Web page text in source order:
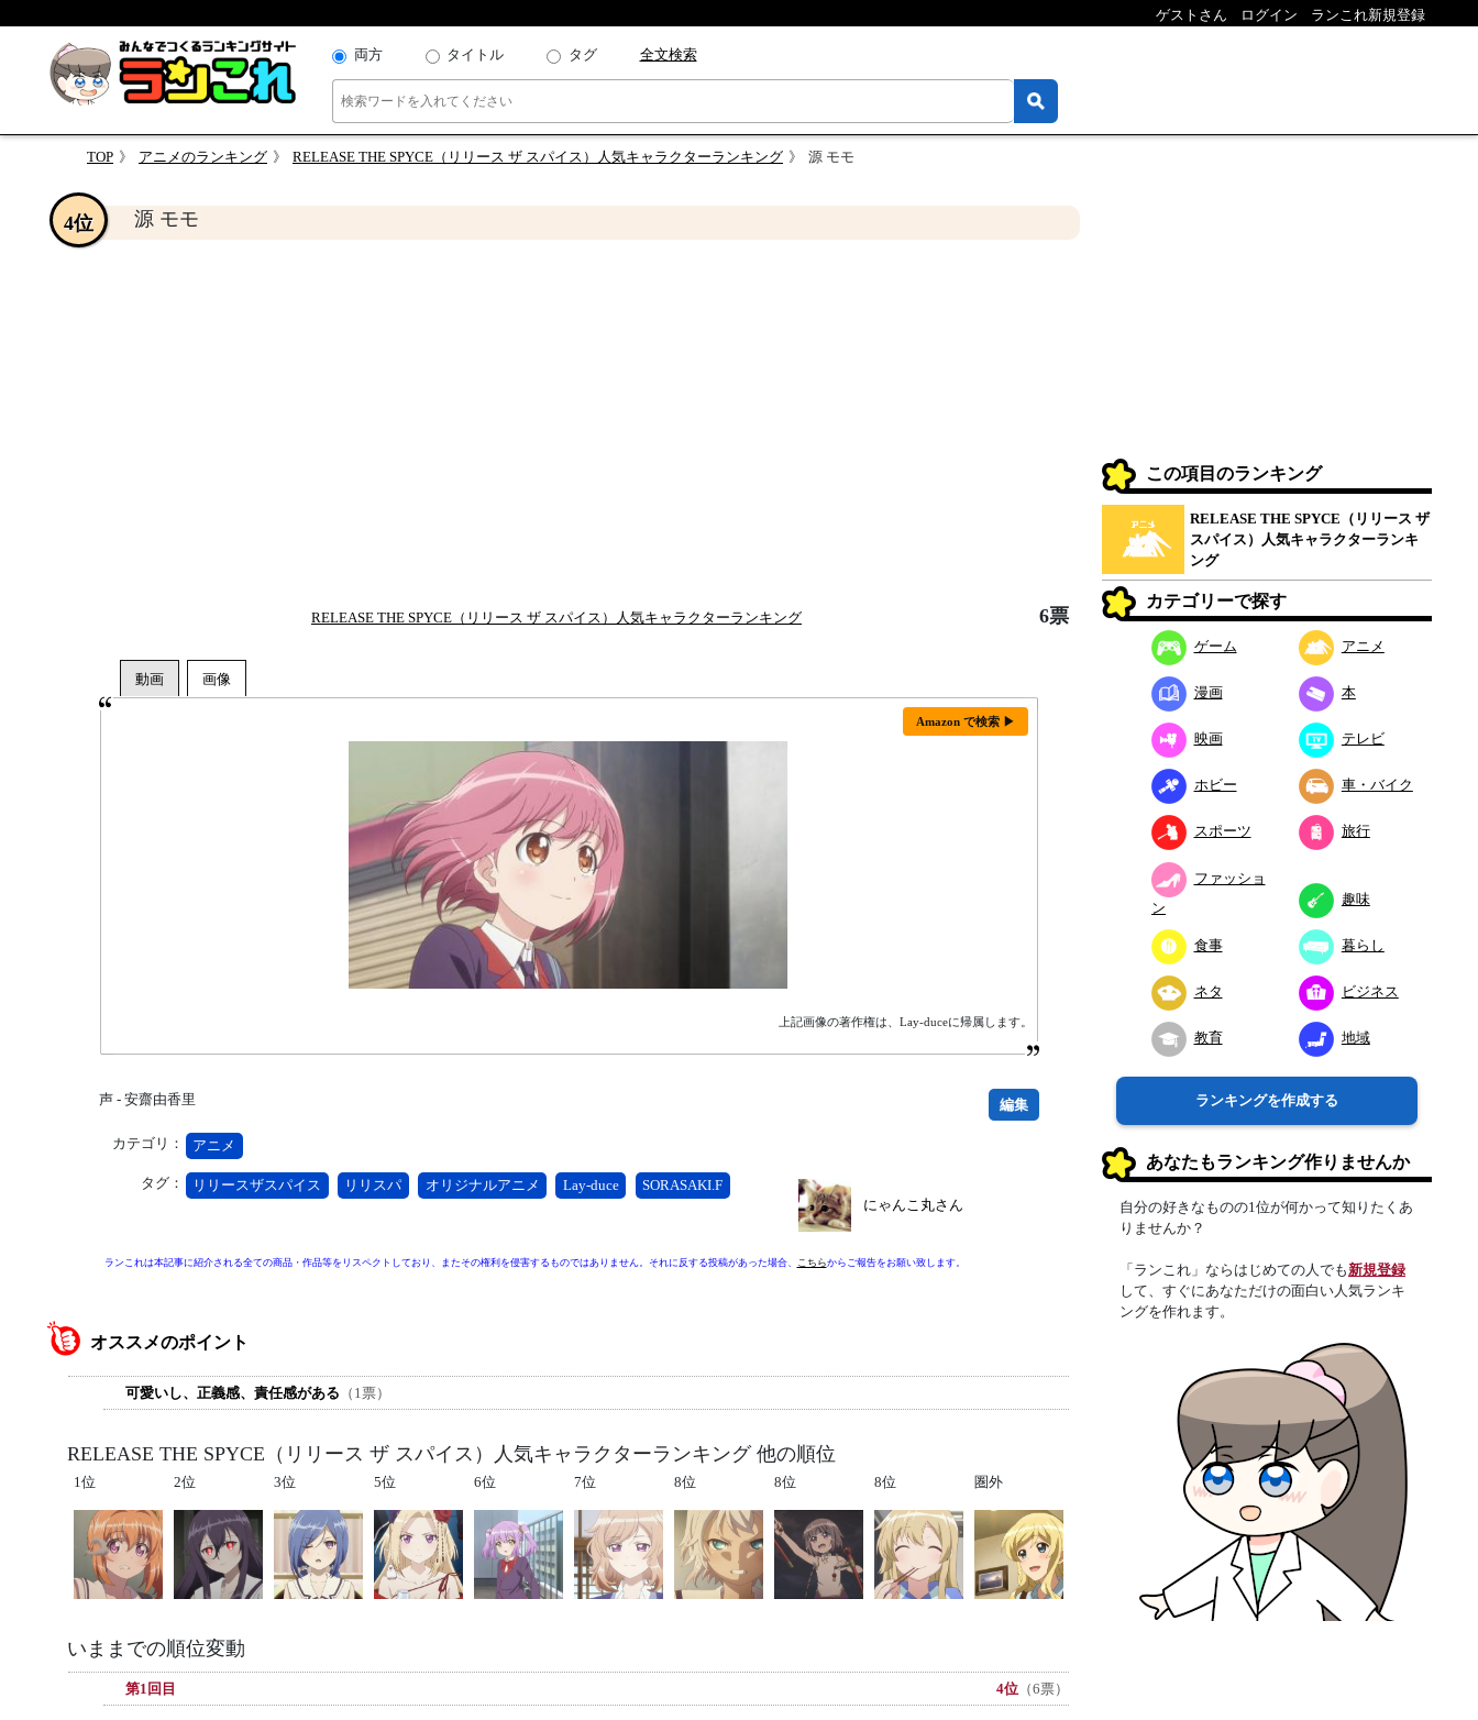
ゲストさん ログイン ランこれ新規登録
両方 タイトル タグ 全文検索
TOP アニメのランキング RELEASE THE SPYCE（リリース ザ スパイス）人気キャラクターランキング 源 モモ
源 モモ
4位
RELEASE THE SPYCE（リリース ザ スパイス）人気キャラクターランキング 6票
Amazon で検索 ▶
上記画像の著作権は、Lay-duceに帰属します。
声 - 安齋由香里
カテゴリ： アニメ
タグ： リリースザスパイス リリスパ オリジナルアニメ Lay-duce SORASAKI.F
編集
にゃんこ丸さん
ランこれは本記事に紹介される全ての商品・作品等をリスペクトしており、またその権利を侵害するものではありません。それに反する投稿があった場合、 こちらからご報告をお願い致します。
オススメのポイント
可愛いし、正義感、責任感がある （1票）
RELEASE THE SPYCE（リリース ザ スパイス）人気キャラクターランキング 他の順位
1位 2位 3位 5位 6位 7位 8位 8位 8位 圏外
いままでの順位変動
第1回目 4位 （6票）
この項目のランキング
RELEASE THE SPYCE（リリース ザ
スパイス）人気キャラクターランキ
ング
カテゴリーで探す
ゲーム アニメ
漫画 本
映画 テレビ
ホビー 車・バイク
スポーツ 旅行
ファッショ
ン
趣味
食事 暮らし
ネタ ビジネス
教育 地域
ランキングを作成する
あなたもランキング作りませんか
自分の好きなものの1位が何かって知りたくあ
りませんか？
「ランこれ」ならはじめての人でも新規登録
して、すぐにあなただけの面白い人気ランキ
ングを作れます。